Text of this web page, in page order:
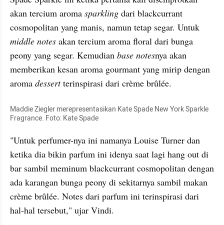
akan tercium aroma sparkling dari blackcurrant
middle notes akan tercium aroma floral dari bunga
peony yang segar. Kemudian base notesnya akan
memberikan kesan aroma gourmant yang mirip dengan
aroma dessert terinspirasi dari crème brûlée.
Maddie Ziegler merepresentasikan Kate Spade New York Sparkle
Fragrance. Foto: Kate Spade
"Untuk perfumer-nya ini namanya Louise Turner dan
ketika dia bikin parfum ini idenya saat lagi hang out di
bar sambil meminum blackcurrant cosmopolitan dengan
ada karangan bunga peony di sekitarnya sambil makan
crème brûlée. Notes dari parfum ini terinspirasi dari
hal-hal tersebut," ujar Vindi.